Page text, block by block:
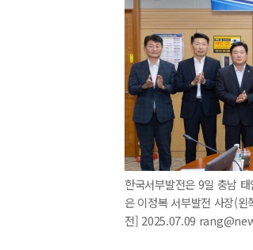
한국서부발전은 9일 충남
은 이정복 서부발전 사장(
전] 2025.07.09